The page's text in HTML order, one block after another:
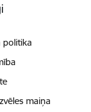
politika
maiņa